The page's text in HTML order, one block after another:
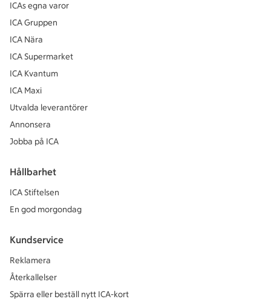
ICAs egna varor
ICA Gruppen
ICA Nära
ICA Supermarket
ICA Kvantum
ICA Maxi
Utvalda leverantörer
Annonsera
Jobba på ICA
Hållbarhet
ICA Stiftelsen
En god morgondag
Kundservice
Reklamera
Återkallelser
Spärra eller beställ nytt ICA-kort